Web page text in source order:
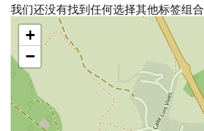
我们还没有找到任何选择其他标签组合
跳
地
图
+
−